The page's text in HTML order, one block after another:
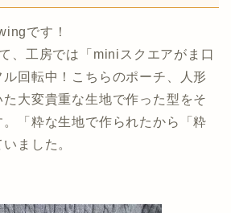
です！
、工房では「miniスクエアがま口
回転中！こちらのポーチ、人形
大変貴重な生地で作った型をそ
「粋な生地で作られたから「粋
ました。